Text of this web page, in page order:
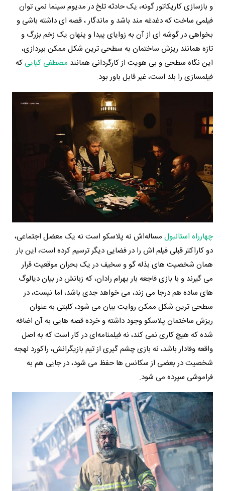
و بازسازی کاریکاتور گونه، یک حادثه تلخ در مدیوم سینما نمی توان
فیلمی ساخت که دغدغه مند باشد و ماندگار ، قصه ای داشته باشی و
بخواهی در گوشه ای از آن به زوایای پیدا و پنهان یک زخم بزرگ و
تازه همانند ریزش ساختمان به سطحی ترین شکل ممکن بپردازی،
این نگاه سطحی و بی هویت از کارگردانی همانند مصطفی کیایی که
فیلمسازی را بلد است، غیر قابل باور بود.
چهارراه استانبول مساله‌اش نه پلاسکو است نه یک معضل اجتماعی،
دو کاراکتر قبلی فیلم اش را در فضایی دیگر ترسیم کرده است، این بار
همان شخصیت های بذله گو و سخیف در یک بحران موقعیت قرار
می گیرند و با بازی فاجعه بار بهرام رادان، که زبانش در بیان دیالوگ
های ساده هم درجا می زند، می خواهد جدی باشد، اما نیست، در
سطحی ترین شکل ممکن روایت بیان می شود، کلیتی به عنوان
ریزش ساختمان پلاسکو وجود داشته و خرده قصه هایی به آن اضافه
شده که هیچ کاری نمی کند، نه فیلمنامه‌ای در کار است که به اصل
واقعه وفادار باشد، نه بازی چشم گیری از تیم بازیگرانش، راکورد لهجه
شخصیت در بعضی از سکانس ها حفظ می شود، در جایی هم به
فراموشی سپرده می شود.